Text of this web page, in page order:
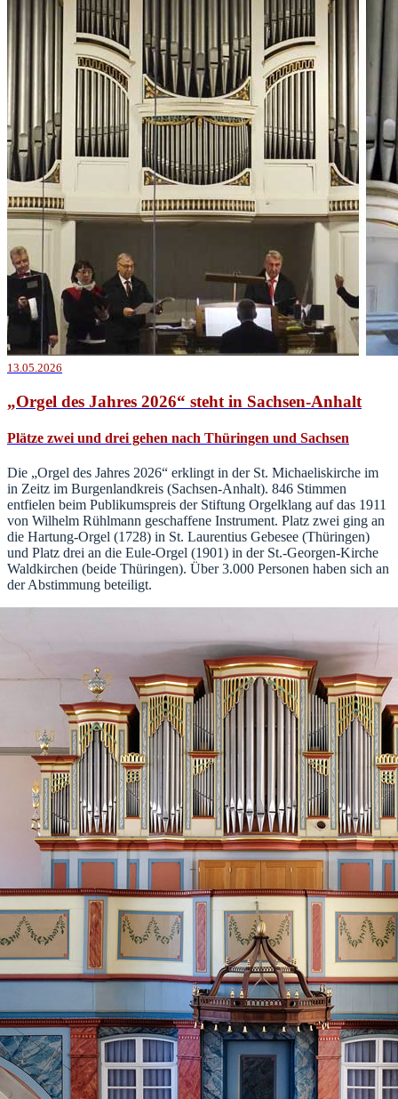
13.05.2026
„Orgel des Jahres 2026“ steht in Sachsen-Anhalt
Plätze zwei und drei gehen nach Thüringen und Sachsen
Die „Orgel des Jahres 2026“ erklingt in der St. Michaeliskirche im
in Zeitz im Burgenlandkreis (Sachsen-Anhalt). 846 Stimmen
entfielen beim Publikumspreis der Stiftung Orgelklang auf das 1911
von Wilhelm Rühlmann geschaffene Instrument. Platz zwei ging an
die Hartung-Orgel (1728) in St. Laurentius Gebesee (Thüringen)
und Platz drei an die Eule-Orgel (1901) in der St.-Georgen-Kirche
Waldkirchen (beide Thüringen). Über 3.000 Personen haben sich an
der Abstimmung beteiligt.